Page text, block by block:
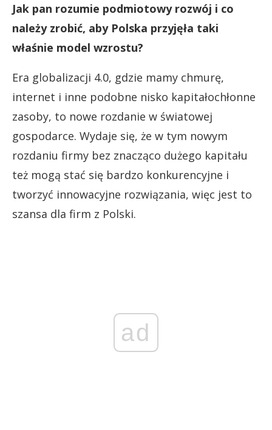
Jak pan rozumie podmiotowy rozwój i co
należy zrobić, aby Polska przyjęła taki
właśnie model wzrostu?
Era globalizacji 4.0, gdzie mamy chmurę,
internet i inne podobne nisko kapitałochłonne
zasoby, to nowe rozdanie w światowej
gospodarce. Wydaje się, że w tym nowym
rozdaniu firmy bez znacząco dużego kapitału
też mogą stać się bardzo konkurencyjne i
tworzyć innowacyjne rozwiązania, więc jest to
szansa dla firm z Polski.
ad